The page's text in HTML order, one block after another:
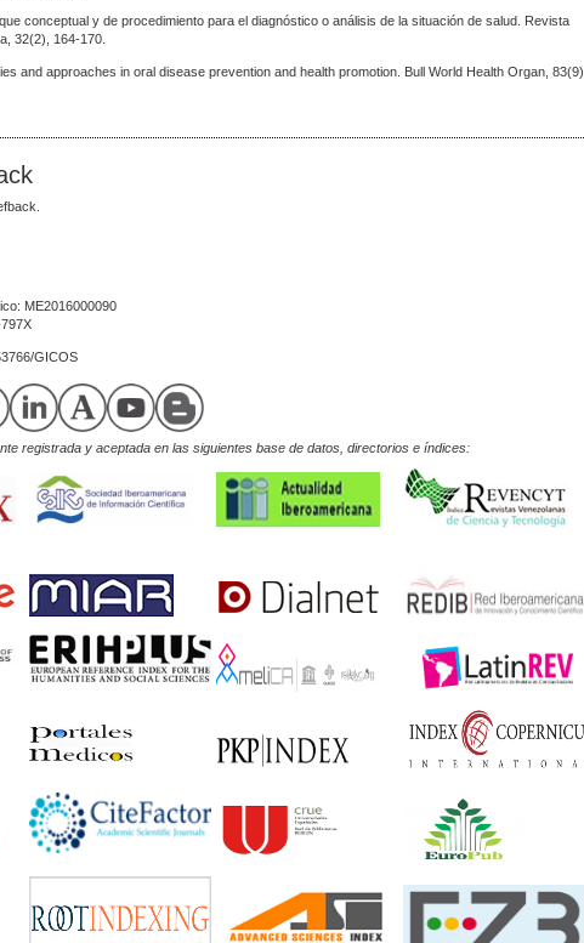
conceptual y de procedimiento para el diagnóstico o análisis de la situación de salud. Revista
32(2), 164-170.
and approaches in oral disease prevention and health promotion. Bull World Health Organ, 83(9),
ME2016000090
GICOS
registrada y aceptada en las siguientes base de datos, directorios e índices: